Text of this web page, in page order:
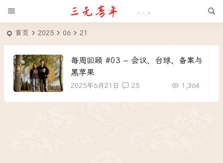
首页 2025 06 21
每周回顾 #03 – 会议、台球、备案与
黑苹果
2025年6月21日 1,364
25